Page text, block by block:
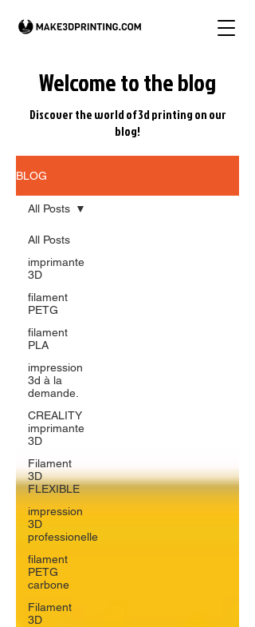
Welcome to the blog
Discover the world of 3d printing on our
blog!
BLOG
All Posts
imprimante
3D
filament
PETG
filament
PLA
impression
3d à la
demande.
CREALITY
imprimante
3D
Filament
3D
FLEXIBLE
impression
3D
professionelle
filament
PETG
carbone
Filament
3D
All Posts